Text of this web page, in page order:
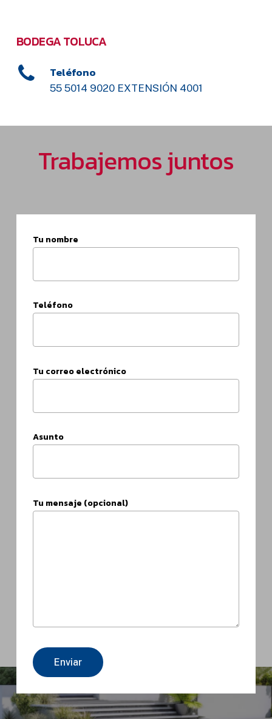
BODEGA TOLUCA
Teléfono
55 5014 9020 EXTENSIÓN 4001
Trabajemos juntos
Tu nombre
Teléfono
Tu correo electrónico
Asunto
Tu mensaje (opcional)